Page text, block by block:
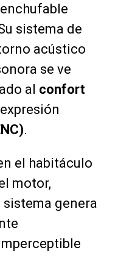
sistema de
acústico
se ve
al confort
.
el habitáculo
motor,
genera